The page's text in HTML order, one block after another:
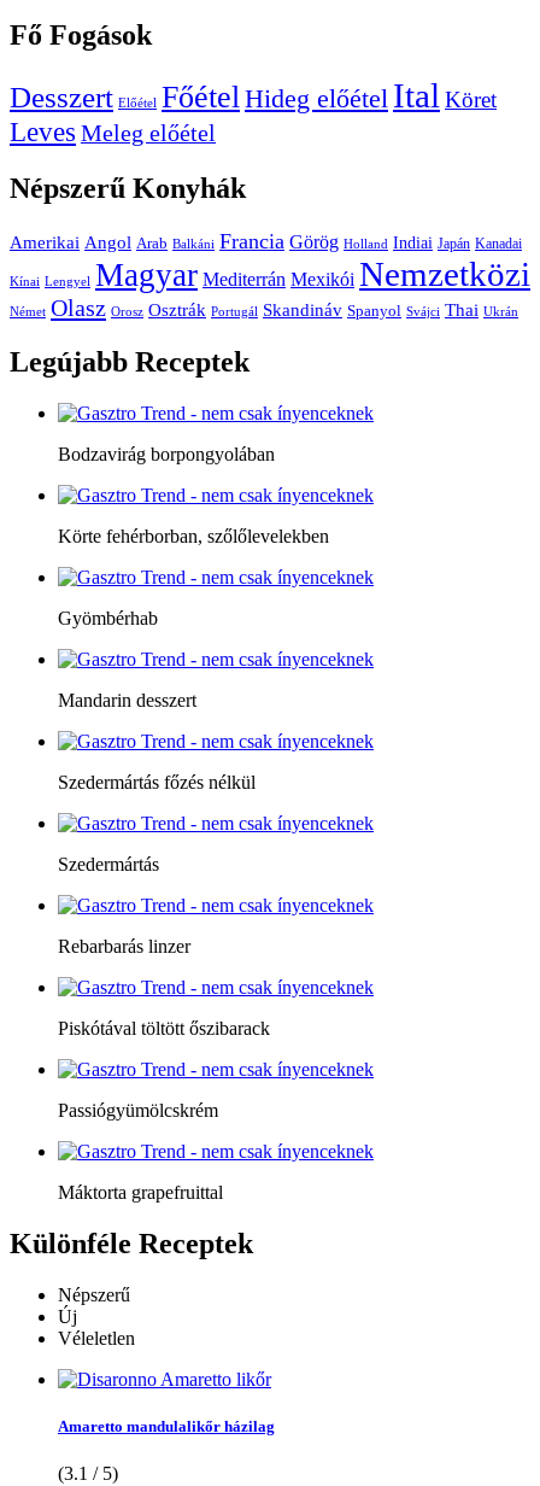
Fő Fogások
Desszert Előétel FőételHideg előétel Ital Köret
Leves Meleg előétel
Népszerű Konyhák
Amerikai Angol Arab Balkáni Francia Görög Holland Indiai Japán Kanadai
Kínai Lengyel Magyar Mediterrán Mexikói Nemzetközi
Német Olasz Orosz Osztrák Portugál Skandináv Spanyol Svájci Thai Ukrán
Legújabb Receptek
Bodzavirág borpongyolában
Körte fehérborban, szőlőlevelekben
Gyömbérhab
Mandarin desszert
Szedermártás főzés nélkül
Szedermártás
Rebarbarás linzer
Piskótával töltött őszibarack
Passiógyümölcskrém
Máktorta grapefruittal
Különféle Receptek
Népszerű
Új
Véleletlen
Amaretto mandulalikőr házilag
(3.1 / 5)